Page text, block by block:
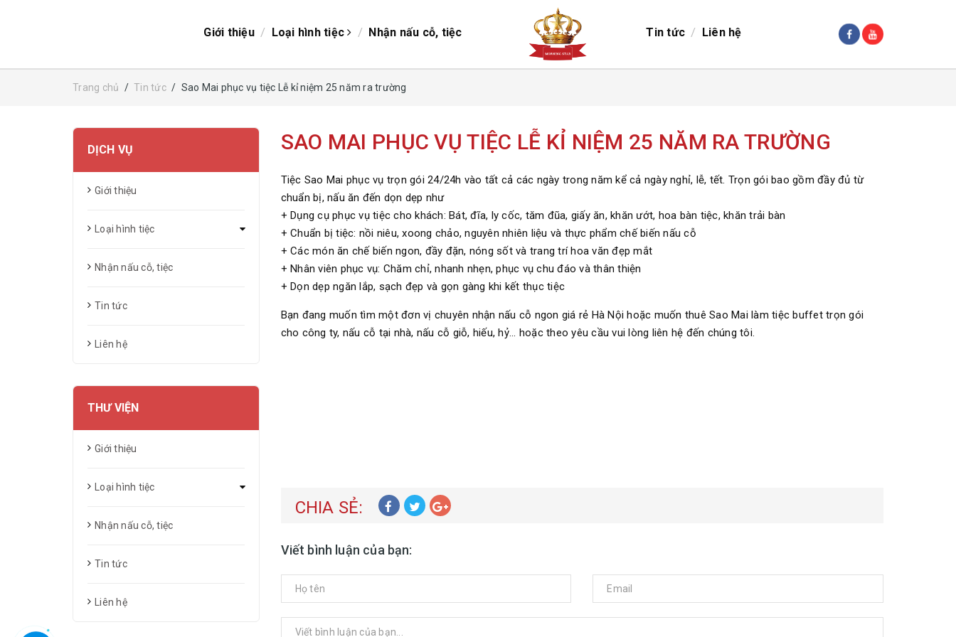
Giới thiệu / Loại hình tiệc / Nhận nấu cỗ, tiệc Tin tức / Liên hệ
Trang chủ / Tin tức / Sao Mai phục vụ tiệc Lễ kỉ niệm 25 năm ra trường
SAO MAI PHỤC VỤ TIỆC LỄ KỈ NIỆM 25 NĂM RA TRƯỜNG
Tiệc Sao Mai phục vụ trọn gói 24/24h vào tất cả các ngày trong năm kể cả ngày nghỉ, lễ, tết. Trọn gói bao gồm đầy đủ từ
chuẩn bị, nấu ăn đến dọn dẹp như
+ Dụng cụ phục vụ tiệc cho khách: Bát, đĩa, ly cốc, tăm đũa, giấy ăn, khăn ướt, hoa bàn tiệc, khăn trải bàn
+ Chuẩn bị tiệc: nồi niêu, xoong chảo, nguyên nhiên liệu và thực phẩm chế biến nấu cỗ
+ Các món ăn chế biến ngon, đầy đặn, nóng sốt và trang trí hoa văn đẹp mắt
+ Nhân viên phục vụ: Chăm chỉ, nhanh nhẹn, phục vụ chu đáo và thân thiện
+ Dọn dẹp ngăn lắp, sạch đẹp và gọn gàng khi kết thục tiệc
Bạn đang muốn tìm một đơn vị chuyên nhận nấu cỗ ngon giá rẻ Hà Nội hoặc muốn thuê Sao Mai làm tiệc buffet trọn gói
cho công ty, nấu cỗ tại nhà, nấu cỗ giỗ, hiếu, hỷ... hoặc theo yêu cầu vui lòng liên hệ đến chúng tôi.
CHIA SẺ:
Viết bình luận của bạn:
DỊCH VỤ
Giới thiệu
Loại hình tiệc
Nhận nấu cỗ, tiệc
Tin tức
Liên hệ
THƯ VIỆN
Giới thiệu
Loại hình tiệc
Nhận nấu cỗ, tiệc
Tin tức
Liên hệ